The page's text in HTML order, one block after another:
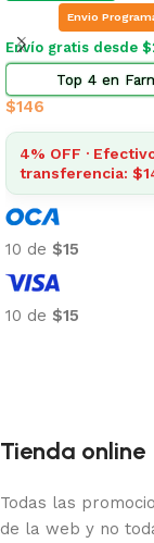
Envio
Envío gratis desde
Top 4 en
$146
4% OFF ·
transferencia:
10 de $15
10 de $15
Tienda online
Todas las
de la web y no